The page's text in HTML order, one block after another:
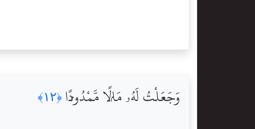
وَجَعَلْتُ لَهُۥ مَالًۭا مَّمْدُودًۭا ﴿١٢﴾